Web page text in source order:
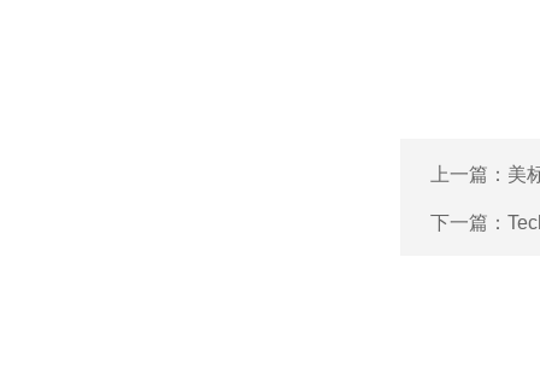
上一篇： 美
下一篇：